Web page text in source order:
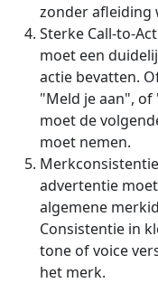
zonder afleiding
Sterke Call-to-
moet een
actie bevatten.
"Meld je aan", of
moet de
moet nemen.
advertentie
algemene
Consistentie in
tone of voice
het merk.